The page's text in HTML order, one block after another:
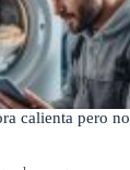
calienta pero no